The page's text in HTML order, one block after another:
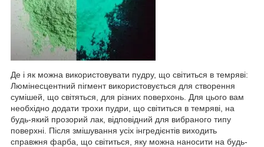
Де і як можна використовувати пудру, що світиться в темряві:
Люмінесцентний пігмент використовується для створення
сумішей, що світяться, для різних поверхонь. Для цього вам
необхідно додати трохи пудри, що світиться в темряві, на
будь-який прозорий лак, відповідний для вибраного типу
поверхні. Після змішування усіх інгредієнтів виходить
справжня фарба, що світиться, яку можна наносити на будь-